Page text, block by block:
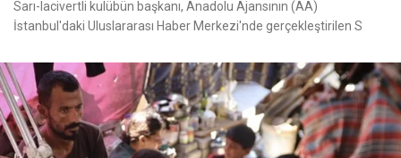
Sarı-lacivertli kulübün başkanı, Anadolu Ajansının (AA)
İstanbul'daki Uluslararası Haber Merkezi'nde gerçekleştirilen S